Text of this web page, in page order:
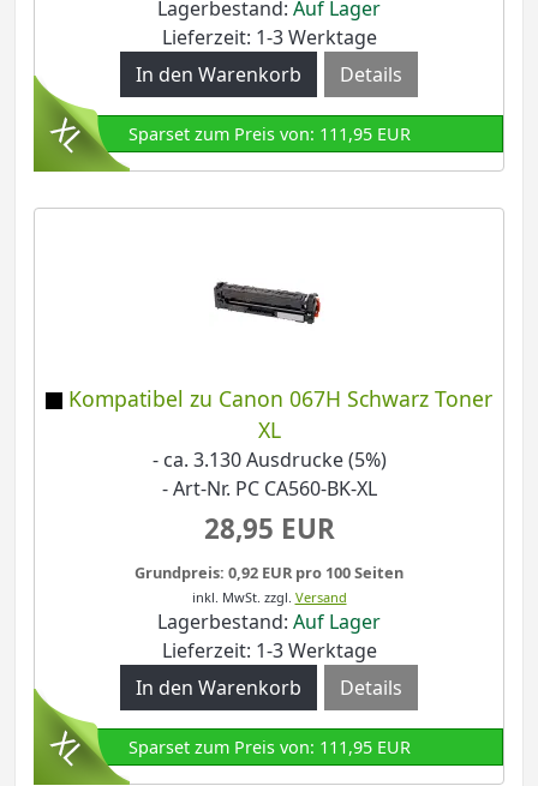
Lagerbestand: Auf Lager
Lieferzeit: 1-3 Werktage
Details
Sparset zum Preis von: 111,95 EUR
Kompatibel zu Canon 067H Schwarz Toner
XL
- ca. 3.130 Ausdrucke (5%)
- Art-Nr. PC CA560-BK-XL
28,95 EUR
Grundpreis: 0,92 EUR pro 100 Seiten
inkl. MwSt. zzgl. Versand
Lagerbestand: Auf Lager
Lieferzeit: 1-3 Werktage
Details
Sparset zum Preis von: 111,95 EUR